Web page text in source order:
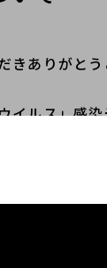
ありがとう
イルス」感
。
不快に感じ
りますよう
だけますと